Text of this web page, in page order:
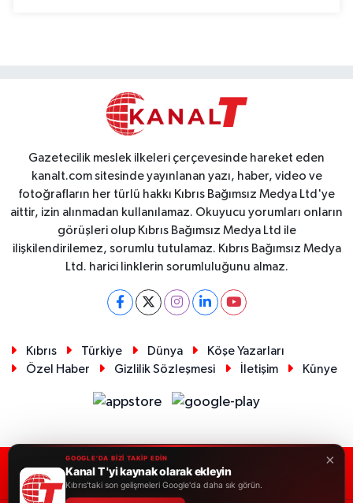
Gazetecilik meslek ilkeleri çerçevesinde hareket eden
kanalt.com sitesinde yayınlanan yazı, haber, video ve
fotoğrafların her türlü hakkı Kıbrıs Bağımsız Medya Ltd'ye
aittir, izin alınmadan kullanılamaz. Okuyucu yorumları onların
görüşleri olup Kıbrıs Bağımsız Medya Ltd ile
ilişkilendirilemez, sorumlu tutulamaz. Kıbrıs Bağımsız Medya
Ltd. harici linklerin sorumluluğunu almaz.
Kıbrıs Türkiye Dünya
Köşe Yazarları
Özel Haber
Gizlilik Sözleşmesi İletişim Künye
RSS Copyright © 2026. Her hakkı saklıdır.
×
GOOGLE'DA BİZİ TAKİP EDİN
Kanal T 'yi kaynak olarak ekleyin
Kıbrıs'taki son gelişmeleri Google'da daha sık görün.